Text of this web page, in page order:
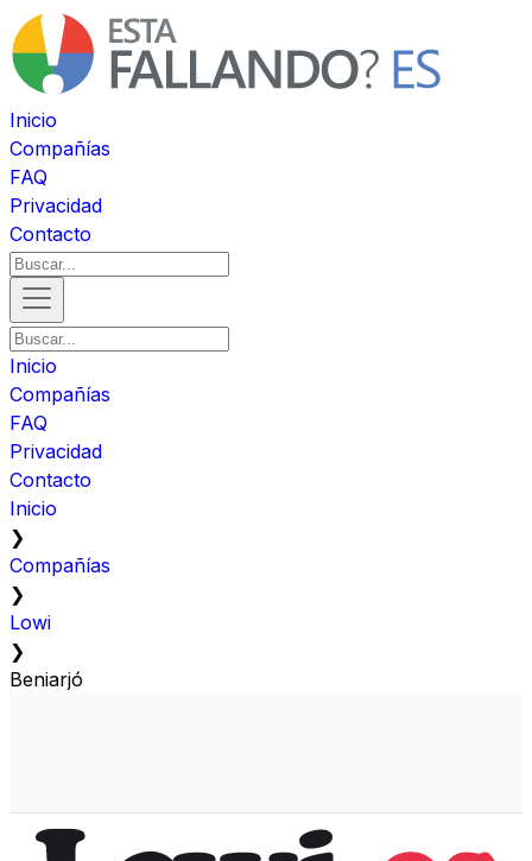
Inicio
Compañías
FAQ
Privacidad
Contacto
Inicio
Compañías
FAQ
Privacidad
Contacto
Inicio
❯
Compañías
❯
Lowi
❯
Beniarjó